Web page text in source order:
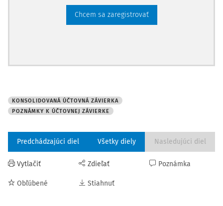
Tabuľka č. 6 - Dlhodobé pôžičky (pôžičky účtovnej
Tabuľka č. 7 - Vývoj opravnej položky k zásobám
"presun".
Chcem sa zaregistrovať
KONSOLIDOVANÁ ÚČTOVNÁ ZÁVIERKA
POZNÁMKY K ÚČTOVNEJ ZÁVIERKE
Predchádzajúci diel Všetky diely Nasledujúci diel
Vytlačiť
Obľúbené
Zdieľať
Stiahnuť
Poznámka